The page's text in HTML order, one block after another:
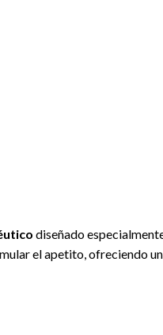
diseñado
el apetito,